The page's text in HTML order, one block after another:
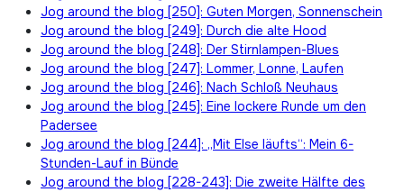
Jog around the blog [250]: Guten Morgen, Sonnenschein
Jog around the blog [249]: Durch die alte Hood
Jog around the blog [248]: Der Stirnlampen-Blues
Jog around the blog [247]: Lommer, Lonne, Laufen
Jog around the blog [246]: Nach Schloß Neuhaus
Jog around the blog [245]: Eine lockere Runde um den
Padersee
Jog around the blog [244]: „Mit Else läufts“: Mein 6-
Stunden-Lauf in Bünde
Jog around the blog [228-243]: Die zweite Hälfte des